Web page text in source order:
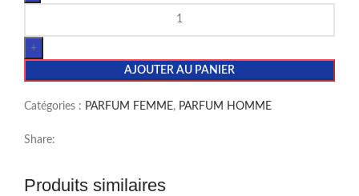
AJOUTER AU PANIER
Catégories : PARFUM FEMME, PARFUM HOMME
Share:
Produits similaires